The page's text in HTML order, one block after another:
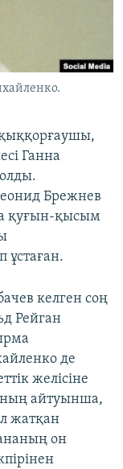
Ганна
Брежнев
қуғын-қысым
ұстаған.
келген соң
Рейган
де
желісіне
айтуынша,
жатқан
он